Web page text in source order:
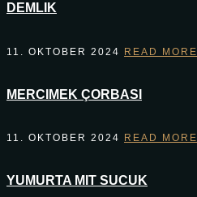
DEMLIK
11. OKTOBER 2024 READ MORE
MERCIMEK ÇORBASI
11. OKTOBER 2024 READ MORE
YUMURTA MIT SUCUK